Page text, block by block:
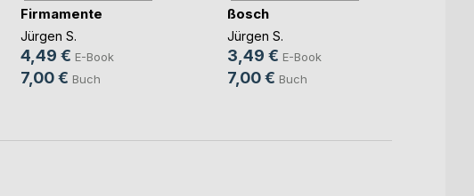
Firmamente
Jürgen S.
4,49 € E-Book
7,00 € Buch
ßosch
Jürgen S.
3,49 € E-Book
7,00 € Buch